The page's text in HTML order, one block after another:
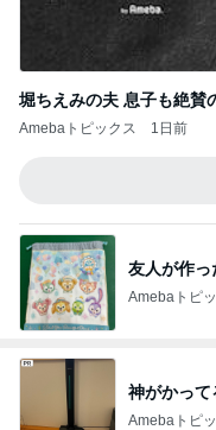
堀ちえみの夫 息子も絶賛
Amebaトピックス 1日前
友人が作っ
Amebaトピ
神がかって
Amebaトピ